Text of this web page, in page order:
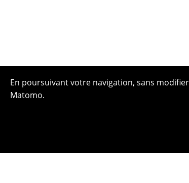
En poursuivant votre navigation, sans
Matomo.